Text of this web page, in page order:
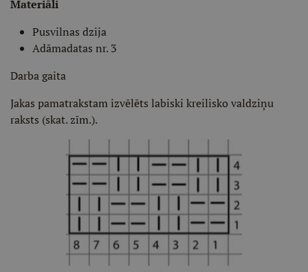
Materiāli
Pusvilnas dzija
Adāmadatas nr. 3
Darba gaita
Jakas pamatrakstam izvēlēts labiski kreilisko valdziņu
raksts (skat. zīm.).